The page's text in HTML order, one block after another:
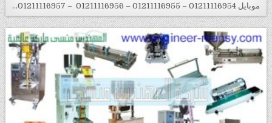
موبايل 01211116954 – 01211116955 – 01211116956 – 01211116957…